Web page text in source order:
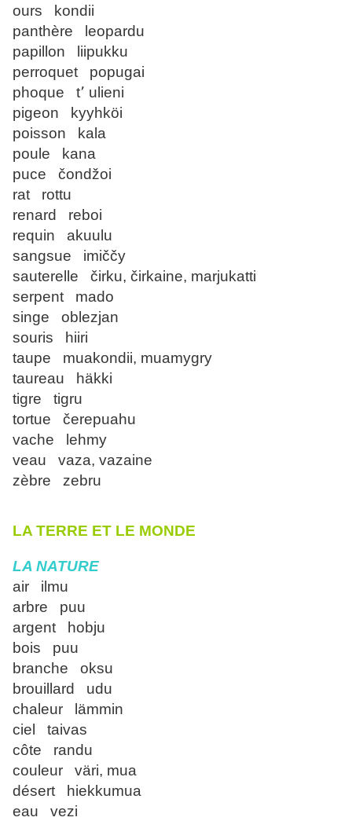
ours kondii
panthère leopardu
papillon liipukku
perroquet popugai
phoque t՚ ulieni
pigeon kyyhköi
poisson kala
poule kana
puce čondžoi
rat rottu
renard reboi
requin akuulu
sangsue imiččy
sauterelle čirku, čirkaine, marjukatti
serpent mado
singe oblezjan
souris hiiri
taupe muakondii, muamygry
taureau häkki
tigre tigru
tortue čerepuahu
vache lehmy
veau vaza, vazaine
zèbre zebru
LA TERRE ET LE MONDE
LA NATURE
air ilmu
arbre puu
argent hobju
bois puu
branche oksu
brouillard udu
chaleur lämmin
ciel taivas
côte randu
couleur väri, mua
désert hiekkumua
eau vezi